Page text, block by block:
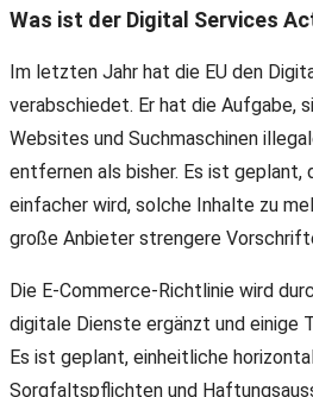
Was ist der Digital Services
Im letzten Jahr hat die EU den
verabschiedet. Er hat die Aufgabe,
Websites und Suchmaschinen
entfernen als bisher. Es ist geplant,
einfacher wird, solche Inhalte zu
große Anbieter strengere
Die E-Commerce-Richtlinie wird
digitale Dienste ergänzt und einige
Es ist geplant, einheitliche
Sorgfaltspflichten und